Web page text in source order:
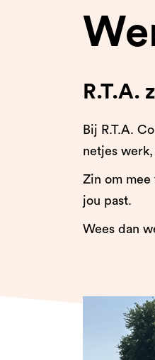
R.T.A.
Bij R.T.A.
netjes
Zin om mee
jou past.
Wees dan